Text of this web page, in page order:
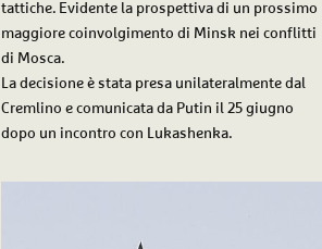
tattiche. Evidente la prospettiva di un prossimo
maggiore coinvolgimento di Minsk nei conflitti
di Mosca.
La decisione è stata presa unilateralmente dal
Cremlino e comunicata da Putin il 25 giugno
dopo un incontro con Lukashenka.